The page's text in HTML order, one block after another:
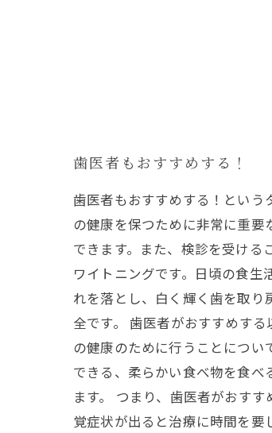
歯医者もおすすめする！
歯医者もおすすめする！という
の健康を保つために非常に重
できます。また、検診を受ける
ワイトニングです。日頃の食
れを落とし、白く輝く歯を取
全です。 歯医者がおすすめす
の健康のために行うことにつ
できる、柔らかい食べ物を食べ
ます。 つまり、歯医者がおす
覚症状が出ると治療に時間を要